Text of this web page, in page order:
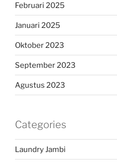
Februari 2025
Januari 2025
Oktober 2023
September 2023
Agustus 2023
Categories
Laundry Jambi